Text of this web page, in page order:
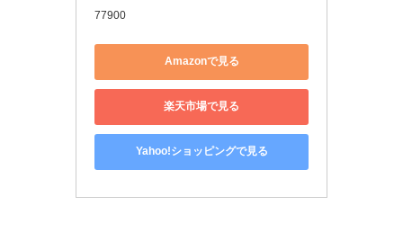
77900
Amazonで見る
楽天市場で見る
Yahoo!ショッピングで見る